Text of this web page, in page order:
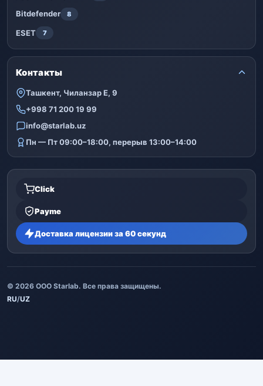
Bitdefender 8
ESET 7
Контакты
Ташкент, Чиланзар Е, 9
+998 71 200 19 99
info@starlab.uz
Пн — Пт 09:00–18:00, перерыв 13:00–14:00
Click
Payme
Доставка лицензии за 60 секунд
© 2026 ООО Starlab. Все права защищены.
RU/UZ